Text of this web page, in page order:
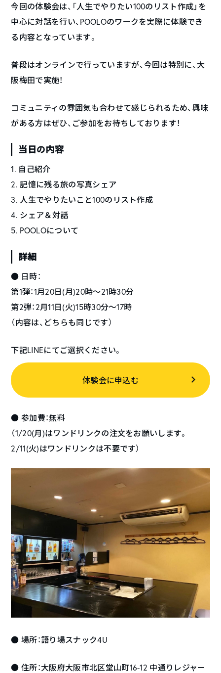
今回の体験会は、「人生でやりたい100のリスト作成」を
中心に対話を行い、POOLOのワークを実際に体験でき
る内容となっています。
普段はオンラインで行っていますが、今回は特別に、大
阪梅田で実施！
コミュニティの雰囲気も合わせて感じられるため、興味
がある方はぜひ、ご参加をお待ちしております！
当日の内容
1. 自己紹介
2. 記憶に残る旅の写真シェア
3. 人生でやりたいこと100のリスト作成
4. シェア＆対話
5. POOLOについて
詳細
● 日時：
第1弾：1月20日(月)20時～21時30分
第2弾：2月11日(火)15時30分～17時
（内容は、どちらも同じです）
下記LINEにてご選択ください。
体験会に申込む
● 参加費：無料
（1/20(月)はワンドリンクの注文をお願いします。
2/11(火)はワンドリンクは不要です）
● 場所：語り場スナック4U
● 住所：大阪府大阪市北区堂山町16-12 中通りレジャー